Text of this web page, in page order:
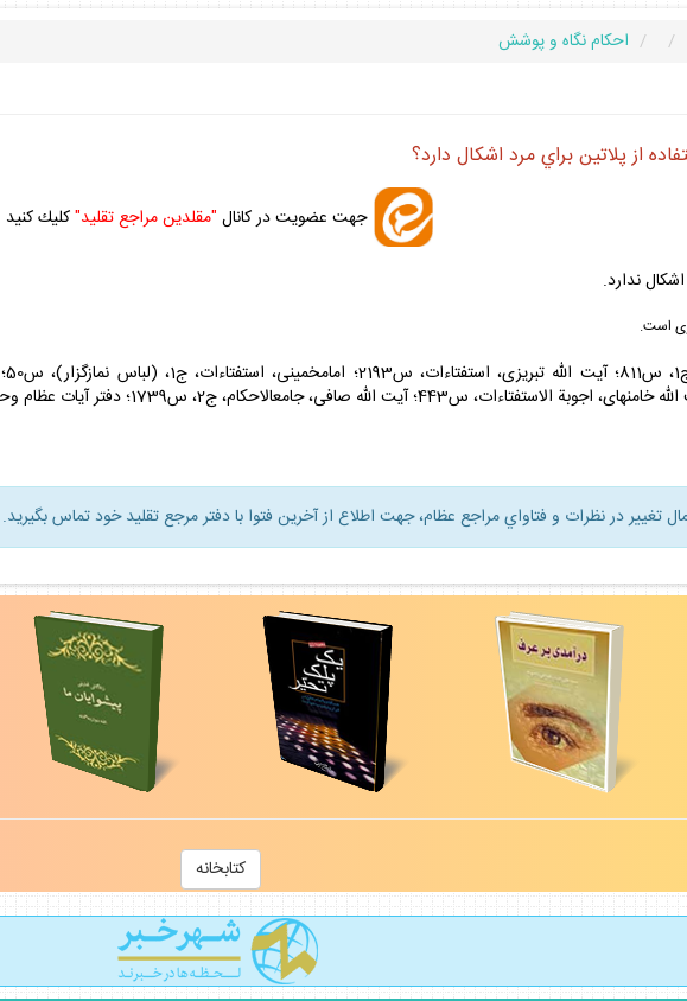
احكام نگاه و پوشش
از پلاتين براي مرد اشكال دارد؟
جهت عضويت در كانال "مقلدين مراجع تقليد"كليك كنيد
ندارد.
است.
تغيير در نظرات و فتاواي مراجع عظام، جهت اطلاع از آخرين فتوا با دفتر مرجع تقليد خود تماس
كتابخانه